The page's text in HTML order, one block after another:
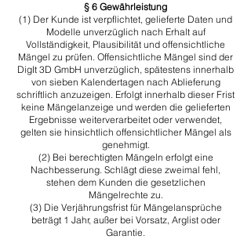
§ 6 Gewährleistung
​(1) Der Kunde ist verpflichtet, gelieferte Daten und
Modelle unverzüglich nach Erhalt auf
Vollständigkeit, Plausibilität und offensichtliche
Mängel zu prüfen. Offensichtliche Mängel sind der
DigIt 3D GmbH unverzüglich, spätestens innerhalb
von sieben Kalendertagen nach Ablieferung
schriftlich anzuzeigen. Erfolgt innerhalb dieser Frist
keine Mängelanzeige und werden die gelieferten
Ergebnisse weiterverarbeitet oder verwendet,
gelten sie hinsichtlich offensichtlicher Mängel als
genehmigt.
(2) Bei berechtigten Mängeln erfolgt eine
Nachbesserung. Schlägt diese zweimal fehl,
stehen dem Kunden die gesetzlichen
Mängelrechte zu.
​(3) Die Verjährungsfrist für Mängelansprüche
beträgt 1 Jahr, außer bei Vorsatz, Arglist oder
Garantie.